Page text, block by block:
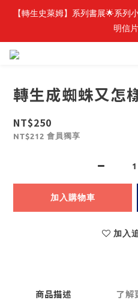
【轉生史萊姆】系列書展🌟系列
明信片
【轉生史萊姆】系列書展🌟系列
明信片
🎉線上漫博全館7折起💛滿1000
【抽籤堂】 影之強者、你又被殺
【轉生史萊姆】系列書展🌟系列
轉生成蜘蛛又怎
NT$250
NT$212 會員獨享
加入購物車
加入
商品描述 了解